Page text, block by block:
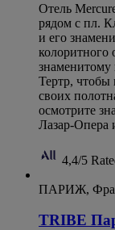
Отель
рядом с пл.
и его
колоритного
знаменитому
Тертр, чтобы
своих
осмотрите
Лазар-Опера
4,4/5
ПАРИЖ,
TRIBE